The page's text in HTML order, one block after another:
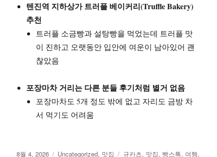
텐진역 지하상가 트러플 베이커리(Truffle Bakery)
추천
트러플 소금빵과 설탕빵을 먹었는데 트러플 맛
이 진하고 오랫동안 입안에 여운이 남아있어 괜
찮았음
포장마차 거리는 다른 분들 후기처럼 별거 없음
포장마차도 5개 정도 밖에 없고 자리도 금방 차
서 먹기도 어려움
작
8월 4, 2026 카
Uncategorized, 맛집 태
규카츠, 맛집, 빵스톡, 여행,